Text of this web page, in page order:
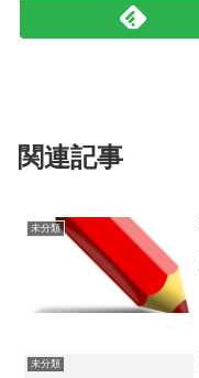
関連記事
未分類
未分類